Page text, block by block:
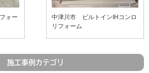
ォー
中津川市 ビルトインIHコンロ
リフォーム
施工事例カテゴリ